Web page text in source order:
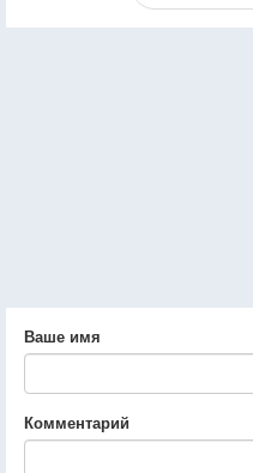
Ваше имя
Комментарий